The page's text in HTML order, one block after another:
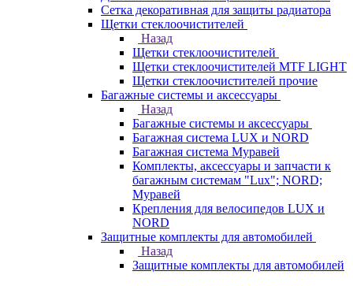
Сетка декоративная для защиты радиатора
Щетки стеклоочистителей
Назад
Щетки стеклоочистителей
Щетки стеклоочистителей MTF LIGHT
Щетки стеклоочистителей прочие
Багажные системы и аксессуары
Назад
Багажные системы и аксессуары
Багажная система LUX и NORD
Багажная система Муравей
Комплекты, аксессуары и запчасти к
багажным системам "Lux"; NORD;
Муравей
Крепления для велосипедов LUX и
NORD
Защитные комплекты для автомобилей
Назад
Защитные комплекты для автомобилей